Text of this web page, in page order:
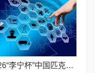
2026“李宁杯”中国匹克球巡回赛青少年赛-河南鹤壁站圆满落幕